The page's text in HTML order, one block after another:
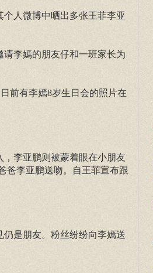
人微博中晒出多张王菲李亚
李嫣的朋友仔和一班家长为
前有李嫣8岁生日会的照片在
李亚鹏则被蒙着眼在小朋友
爸李亚鹏送吻。自王菲宣布跟
是朋友。粉丝纷纷向李嫣送